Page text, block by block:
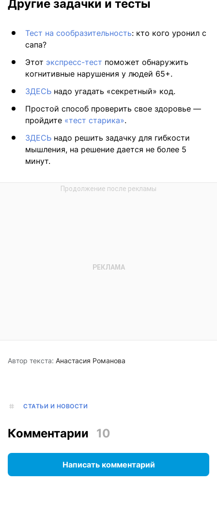
Другие задачки и тесты
Тест на сообразительность: кто кого уронил с
сапа?
Этот экспресс-тест поможет обнаружить
когнитивные нарушения у людей 65+.
ЗДЕСЬ надо угадать «секретный» код.
Простой способ проверить свое здоровье —
пройдите «тест старика».
ЗДЕСЬ надо решить задачку для гибкости
мышления, на решение дается не более 5
минут.
Автор текста: Анастасия Романова
СТАТЬИ И НОВОСТИ
Комментарии 10
Написать комментарий